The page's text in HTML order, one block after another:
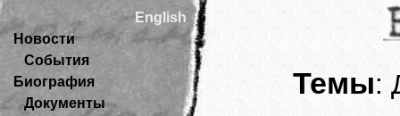
English
Новости
События
Биография
Документы
Темы: